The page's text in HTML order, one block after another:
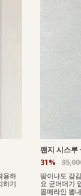
용하
하기
팬지 시스
31%
땀이나도 감
요 군더더기
몸매라인 뽐